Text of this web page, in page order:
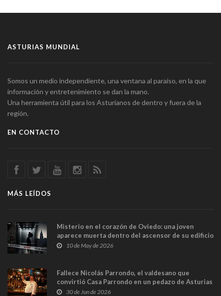
ASTURIAS MUNDIAL
Somos un medio independiente, una ventana al paraíso, en la que
información y entretenimiento se dan la mano.
Una herramienta útil para los Asturianos de dentro y fuera de la
región.
EN CONTACTO
MÁS LEÍDOS
Misterio en el corazón de Oviedo: una joven
aparece muerta dentro del ascensor de su edificio
y las cámaras captan sus últimos minutos
10 de May de 2026
Fallece Nicolás Parrondo, el valdesano que
convirtió Casa Parrondo en un pedazo de Asturias
en Madrid
30 de Jun de 2026